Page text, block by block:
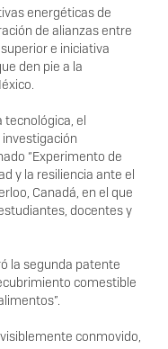
energéticas de
de alianzas entre
e iniciativa
den pie a la
el
“Experimento de
y la resiliencia ante el
Canadá, en el que
docentes y
la segunda patente
comestible
conmovido,